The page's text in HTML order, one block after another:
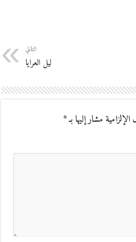
التالي
ليل العرايا
الإلزامية مشار إليها بـ*